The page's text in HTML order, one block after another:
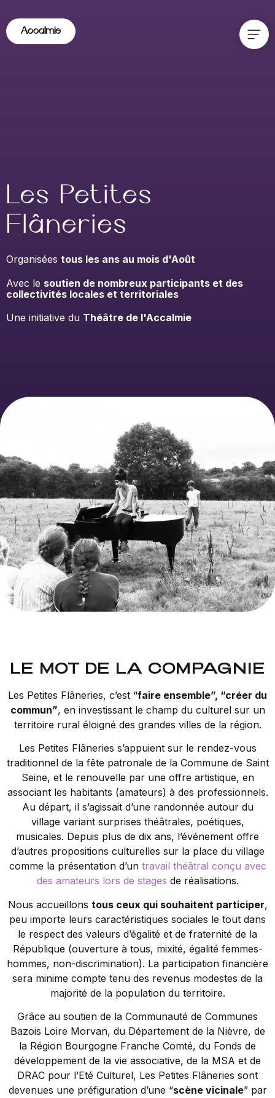
Accalmie
Les Petites
Flâneries
Organisées tous les ans au mois d'Août
Avec le soutien de nombreux participants et des
collectivités locales et territoriales
Une initiative du Théâtre de l'Accalmie
LE MOT DE LA COMPAGNIE
Les Petites Flâneries, c’est “faire ensemble”, “créer du
commun”, en investissant le champ du culturel sur un
territoire rural éloigné des grandes villes de la région.
Les Petites Flâneries s’appuient sur le rendez-vous
traditionnel de la fête patronale de la Commune de Saint
Seine, et le renouvelle par une offre artistique, en
associant les habitants (amateurs) à des professionnels.
Au départ, il s’agissait d’une randonnée autour du
village variant surprises théâtrales, poétiques,
musicales. Depuis plus de dix ans, l’événement offre
d’autres propositions culturelles sur la place du village
comme la présentation d’un travail théâtral conçu avec
des amateurs lors de stages de réalisations.
Nous accueillons tous ceux qui souhaitent participer,
peu importe leurs caractéristiques sociales le tout dans
le respect des valeurs d’égalité et de fraternité de la
République (ouverture à tous, mixité, égalité femmes-
hommes, non-discrimination). La participation financière
sera minime compte tenu des revenus modestes de la
majorité de la population du territoire.
Grâce au soutien de la Communauté de Communes
Bazois Loire Morvan, du Département de la Nièvre, de
la Région Bourgogne Franche Comté, du Fonds de
développement de la vie associative, de la MSA et de
DRAC pour l’Eté Culturel, Les Petites Flâneries sont
devenues une préfiguration d’une “scène vicinale” par